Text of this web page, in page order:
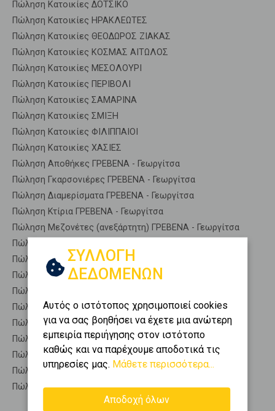
Πώληση Κατοικίες ΔΟΤΣΙΚΟ
Πώληση Κατοικίες ΗΡΑΚΛΕΩΤΕΣ
Πώληση Κατοικίες ΘΕΟΔΩΡΟΣ ΖΙΑΚΑΣ
Πώληση Κατοικίες ΚΟΣΜΑΣ ΑΙΤΩΛΟΣ
Πώληση Κατοικίες ΜΕΣΟΛΟΥΡΙ
Πώληση Κατοικίες ΠΕΡΙΒΟΛΙ
Πώληση Κατοικίες ΣΑΜΑΡΙΝΑ
Πώληση Κατοικίες ΣΜΙΞΗ
Πώληση Κατοικίες ΦΙΛΙΠΠΑΙΟΙ
Πώληση Κατοικίες ΧΑΣΙΕΣ
Πώληση Αποθήκες ΓΡΕΒΕΝΑ - Γεωργίτσα
Πώληση Γκαρσονιέρες ΓΡΕΒΕΝΑ - Γεωργίτσα
Πώληση Διαμερίσματα ΓΡΕΒΕΝΑ - Γεωργίτσα
Πώληση Κτίρια ΓΡΕΒΕΝΑ - Γεωργίτσα
Πώληση Μεζονέτες (ανεξάρτητη) ΓΡΕΒΕΝΑ - Γεωργίτσα
Πώληση Μεζονέτες (εφαπτόμενη) ΓΡΕΒΕΝΑ - Γεωργίτσα
Πώληση Μονοκατοικίες ΓΡΕΒΕΝΑ - Γεωργίτσα
Πώληση Οικίες ΓΡΕΒΕΝΑ - Γεωργίτσα
Πώληση Οροφοδιαμερίσματα ΓΡΕΒΕΝΑ - Γεωργίτσα
Πώληση Οροφομεζονέτες ΓΡΕΒΕΝΑ - Γεωργίτσα
Πώληση Ρετιρέ ΓΡΕΒΕΝΑ - Γεωργίτσα
Πώληση Συγκροτήματα κατοικιών ΓΡΕΒΕΝΑ - Γεωργίτσα
Πώληση Υπόγεια ΓΡΕΒΕΝΑ - Γεωργίτσα
Πώληση Υπόσκαφα ΓΡΕΒΕΝΑ - Γεωργίτσα
Πώληση Υπολ. υψουν ΓΡΕΒΕΝΑ - Γεωργίτσα
ΣΥΛΛΟΓΗ
ΔΕΔΟΜΕΝΩΝ
Αυτός ο ιστότοπος χρησιμοποιεί cookies
για να σας βοηθήσει να έχετε μια ανώτερη
εμπειρία περιήγησης στον ιστότοπο
καθώς και να παρέχουμε αποδοτικά τις
υπηρεσίες μας. Μάθετε περισσότερα...
Αποδοχή όλων